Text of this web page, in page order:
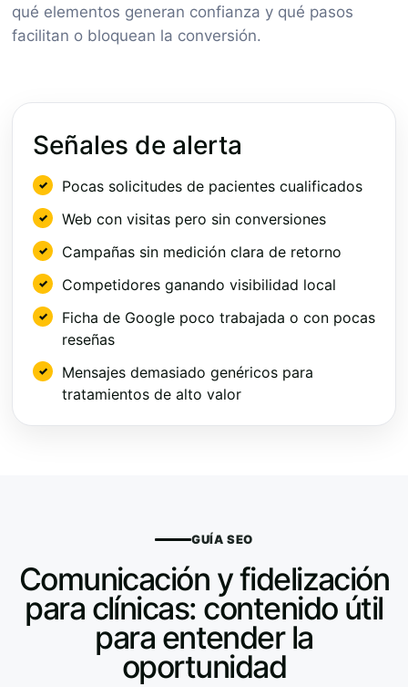
qué elementos generan confianza y qué pasos
facilitan o bloquean la conversión.
Señales de alerta
Pocas solicitudes de pacientes cualificados
Web con visitas pero sin conversiones
Campañas sin medición clara de retorno
Competidores ganando visibilidad local
Ficha de Google poco trabajada o con pocas
reseñas
Mensajes demasiado genéricos para
tratamientos de alto valor
GUÍA SEO
Comunicación y fidelización
para clínicas: contenido útil
para entender la
oportunidad